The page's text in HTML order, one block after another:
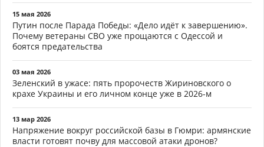
15 мая 2026
Путин после Парада Победы: «Дело идёт к завершению».
Почему ветераны СВО уже прощаются с Одессой и
боятся предательства
03 мая 2026
Зеленский в ужасе: пять пророчеств Жириновского о
крахе Украины и его личном конце уже в 2026-м
13 мар 2026
Напряжение вокруг российской базы в Гюмри: армянские
власти готовят почву для массовой атаки дронов?